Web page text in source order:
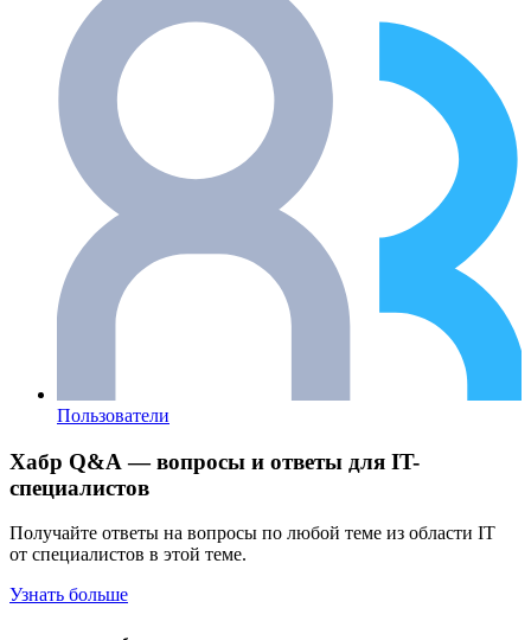
Пользователи
Хабр Q&A — вопросы и ответы для IT-
специалистов
Получайте ответы на вопросы по любой теме из области IT
от специалистов в этой теме.
Узнать больше